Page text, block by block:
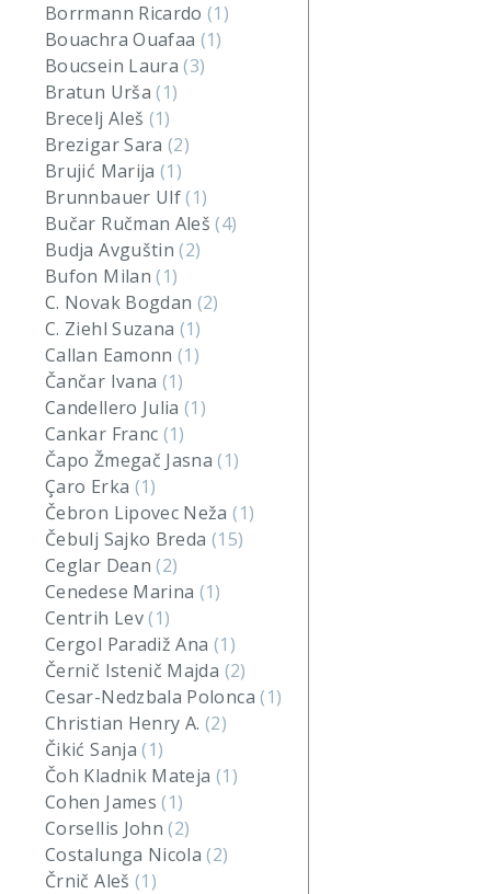
Borrmann Ricardo(1)
Bouachra Ouafaa (1)
Boucsein Laura(3)
Bratun Urša(1)
Brecelj Aleš (1)
Brezigar Sara(2)
Brujić Marija(1)
Brunnbauer Ulf(1)
Bučar Ručman Aleš(4)
Budja Avguštin(2)
Bufon Milan(1)
C. Novak Bogdan (2)
C. Ziehl Suzana (1)
Callan Eamonn(1)
Čančar Ivana (1)
Candellero Julia(1)
Cankar Franc (1)
Čapo Žmegač Jasna(1)
Çaro Erka (1)
Čebron Lipovec Neža(1)
Čebulj Sajko Breda (15)
Ceglar Dean(2)
Cenedese Marina (1)
Centrih Lev(1)
Cergol Paradiž Ana (1)
Černič Istenič Majda (2)
Cesar-Nedzbala Polonca(1)
Christian Henry A. (2)
Čikić Sanja(1)
Čoh Kladnik Mateja (1)
Cohen James(1)
Corsellis John(2)
Costalunga Nicola(2)
Črnič Aleš (1)